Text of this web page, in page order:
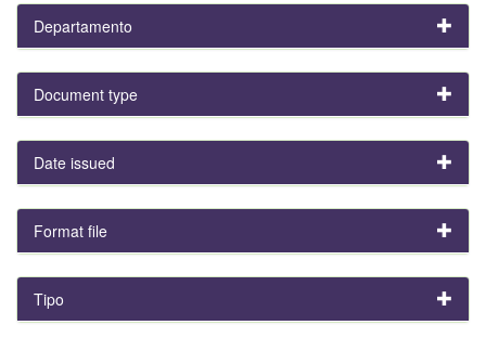
Departamento
Document type
Date issued
Format file
Tipo